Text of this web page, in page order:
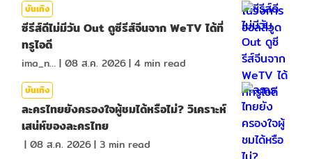
บันเทิง
ซีรีส์ดีไม่มีวัน Out ดูซีรีส์จีนจาก WeTV ได้ที่
ทรูไอดี
ima_nan | 08 ส.ค. 2026| 4 min read
บันเทิง
ละครไทยยังครองใจผู้ชมได้หรือไม่? วิเคราะห์
เสน่ห์ของละครไทย
| 08 ส.ค. 2026| 3 min read